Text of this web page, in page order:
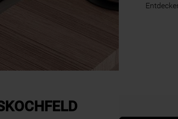
erforderliche Cookies" klicken, werden